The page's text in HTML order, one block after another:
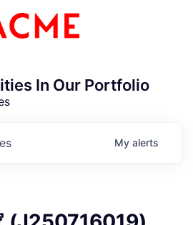
In Our Portfolio
My alerts